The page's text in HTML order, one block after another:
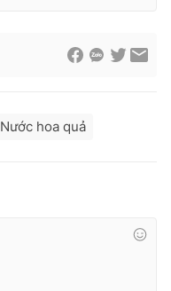
Nước hoa quả